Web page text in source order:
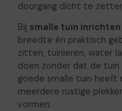
doorgang dicht te
Bij smalle tuin inrichten
breedte én praktisch
zitten, tuinieren, water
doen zonder dat de tuin
goede smalle tuin heeft
meerdere rustige
vormen.